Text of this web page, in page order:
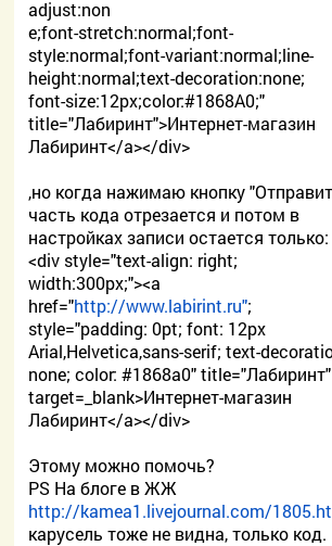
adjust:non
e;font-stretch:normal;font-
style:normal;font-variant:normal;line-
height:normal;text-decoration:none;
font-size:12px;color:#1868A0;"
title="Лабиринт">Интернет-магазин
Лабиринт</a></div>
,но когда нажимаю кнопку
часть кода отрезается и потом в
настройках записи остается только:
<div style="text-align: right;
width:300px;"><a
href="http://www.labirint.ru";
style="padding: 0pt; font: 12px
Arial,Helvetica,sans-serif; text-
none; color: #1868a0" title="Лабиринт"
target=_blank>Интернет-магазин
Лабиринт</a></div>
Этому можно помочь?
PS На блоге в ЖЖ
http://kamea1.livejournal.com/
карусель тоже не видна, только код.